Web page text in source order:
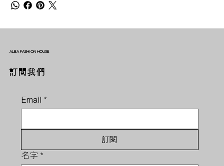
ALBA FASHION HOUSE
訂閱我們
Email *
訂閱
名字 *